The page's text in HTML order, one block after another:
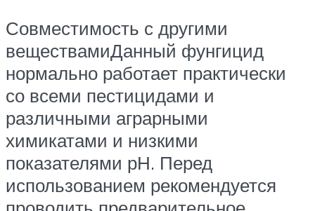
Совместимость с другими
веществамиДанный фунгицид
нормально работает практически
со всеми пестицидами и
различными аграрными
химикатами и низкими
показателями рН. Перед
использованием рекомендуется